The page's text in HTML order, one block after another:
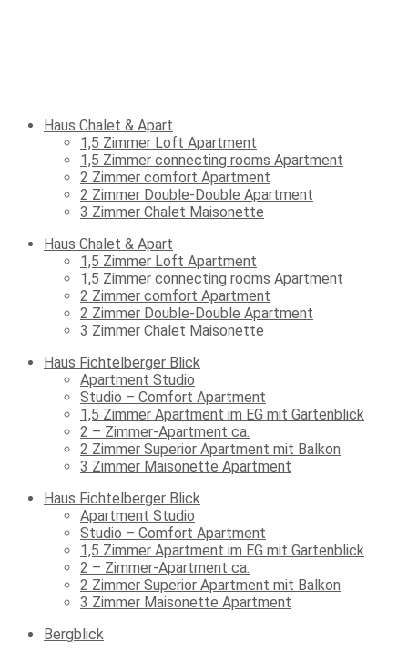
Haus Chalet & Apart
1,5 Zimmer Loft Apartment
1,5 Zimmer connecting rooms Apartment
2 Zimmer comfort Apartment
2 Zimmer Double-Double Apartment
3 Zimmer Chalet Maisonette
Haus Chalet & Apart
1,5 Zimmer Loft Apartment
1,5 Zimmer connecting rooms Apartment
2 Zimmer comfort Apartment
2 Zimmer Double-Double Apartment
3 Zimmer Chalet Maisonette
Haus Fichtelberger Blick
Apartment Studio
Studio – Comfort Apartment
1,5 Zimmer Apartment im EG mit Gartenblick
2 – Zimmer-Apartment ca.
2 Zimmer Superior Apartment mit Balkon
3 Zimmer Maisonette Apartment
Haus Fichtelberger Blick
Apartment Studio
Studio – Comfort Apartment
1,5 Zimmer Apartment im EG mit Gartenblick
2 – Zimmer-Apartment ca.
2 Zimmer Superior Apartment mit Balkon
3 Zimmer Maisonette Apartment
Bergblick